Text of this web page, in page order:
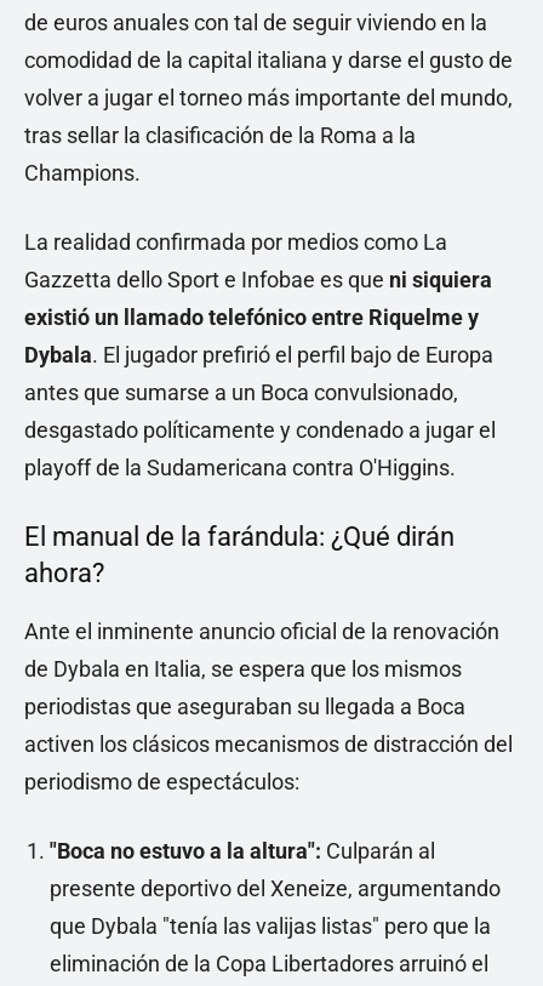
de euros anuales con tal de seguir viviendo en la
comodidad de la capital italiana y darse el gusto de
volver a jugar el torneo más importante del mundo,
tras sellar la clasificación de la Roma a la
Champions.
La realidad confirmada por medios como La
Gazzetta dello Sport e Infobae es que ni siquiera
existió un llamado telefónico entre Riquelme y
Dybala. El jugador prefirió el perfil bajo de Europa
antes que sumarse a un Boca convulsionado,
desgastado políticamente y condenado a jugar el
playoff de la Sudamericana contra O'Higgins.
El manual de la farándula: ¿Qué dirán
ahora?
Ante el inminente anuncio oficial de la renovación
de Dybala en Italia, se espera que los mismos
periodistas que aseguraban su llegada a Boca
activen los clásicos mecanismos de distracción del
periodismo de espectáculos:
"Boca no estuvo a la altura": Culparán al
presente deportivo del Xeneize, argumentando
que Dybala "tenía las valijas listas" pero que la
eliminación de la Copa Libertadores arruinó el